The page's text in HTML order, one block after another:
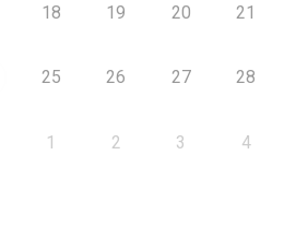
18 19 20 21
25 26 27 28
1 2 3 4